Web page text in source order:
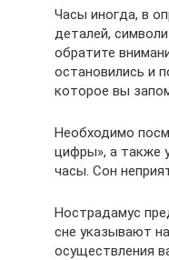
Часы иногда, в
деталей,
обратите
остановились и
которое вы
Необходимо
цифры», а также
часы. Сон
Нострадамус
сне указывают
осуществления